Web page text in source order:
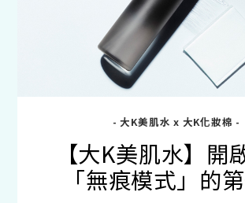
- 大K美肌水 x 大K化妝棉 -
【大K美肌水】開
「無痕模式」的